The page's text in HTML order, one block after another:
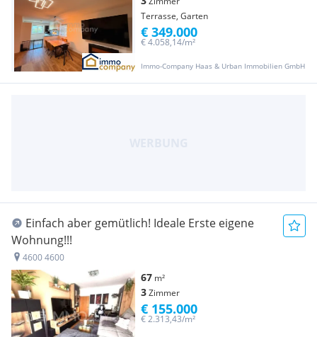
Terrasse, Garten
Immo-Company Haas & Urban Immobilien GmbH
€ 4.058,14/m²
€ 349.000
Einfach aber gemütlich! Ideale Erste eigene
Wohnung!!!
4600 4600
67 m²
3Zimmer
€ 2.313,43/m²
€ 155.000